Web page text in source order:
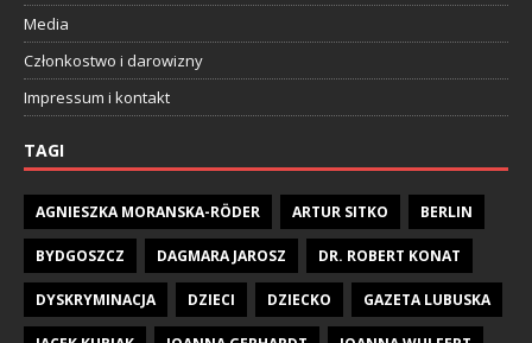
Media
Członkostwo i darowizny
Impressum i kontakt
TAGI
AGNIESZKA MORANSKA-RÖDER ARTUR SITKO BERLIN
BYDGOSZCZ DAGMARA JAROSZ DR. ROBERT KONAT
DYSKRYMINACJA DZIECI DZIECKO GAZETA LUBUSKA